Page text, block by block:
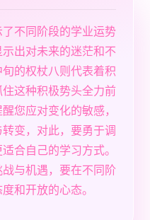
不同阶段的学业运势
出对未来的迷茫和不
的权杖八则代表着积
这种积极势头全力前
您应对变化的敏感，
变，对此，要勇于调
合自己的学习方式。
与机遇，要在不同阶
和开放的心态。